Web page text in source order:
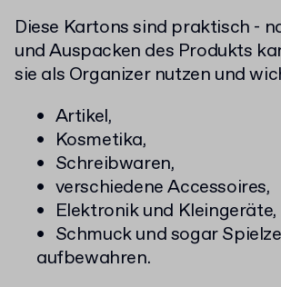
Diese Kartons sind praktisch -
und Auspacken des Produkts
sie als Organizer nutzen und
Artikel,
Kosmetika,
Schreibwaren,
verschiedene Accessoires,
Elektronik und Kleingeräte,
Schmuck und sogar
aufbewahren.